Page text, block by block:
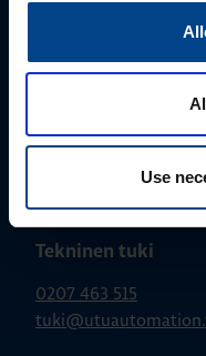
Use
Tekninen tuki
0207 463 515